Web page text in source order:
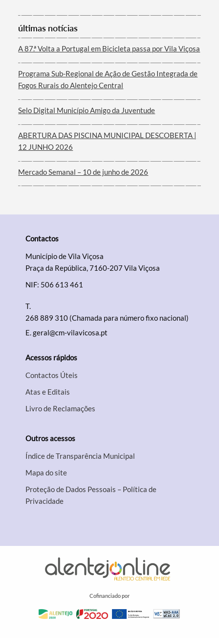
Termo de Pesquisa
Categorias gerais
Filtros
últimas notícias
A 87.ª Volta a Portugal em Bicicleta passa por Vila Viçosa
Programa Sub-Regional de Ação de Gestão Integrada de
Fogos Rurais do Alentejo Central
Selo Digital Município Amigo da Juventude
ABERTURA DAS PISCINA MUNICIPAL DESCOBERTA |
12 JUNHO 2026
Mercado Semanal – 10 de junho de 2026
Contactos
Município de Vila Viçosa
Praça da República, 7160-207 Vila Viçosa
NIF: 506 613 461
T.
268 889 310 (Chamada para número fixo nacional)
E.geral@cm-vilavicosa.pt
Acessos rápidos
Contactos Úteis
Atas e Editais
Livro de Reclamações
Outros acessos
Índice de Transparência Municipal
Mapa do site
Proteção de Dados Pessoais – Política de
Privacidade
Cofinanciado por